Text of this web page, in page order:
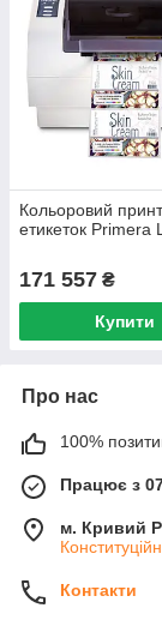
Кольоровий
етикеток Primera
171 557 ₴
Купити
Про нас
100%
Працює з
м. Кривий
Контакти